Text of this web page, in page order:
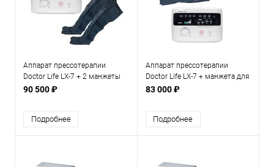
Аппарат прессотерапии
Doctor Life LX-7 + 2 манжеты
для ног
90 500 ₽
Подробнее
Аппарат прессотерапии
Doctor Life LX-7 + манжета для
руки
83 000 ₽
Подробнее